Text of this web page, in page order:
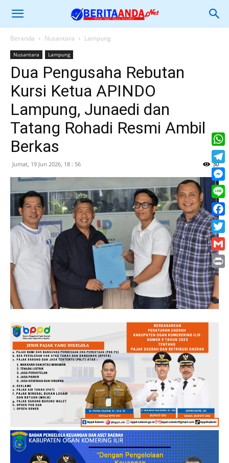
Beranda Nusantara Lampung
Nusantara Lampung
Dua Pengusaha Rebutan
Kursi Ketua APINDO
Lampung, Junaedi dan
Tatang Rohadi Resmi Ambil
Berkas
Jumat, 19 Jun 2026, 18 : 56 30
Line
Print